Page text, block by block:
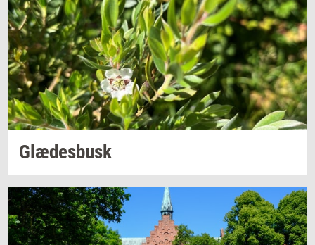
Glæ­des­busk